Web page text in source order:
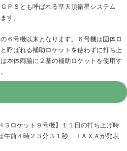
ＰＳとも呼ばれる準天頂衛星システム
す。
６号機以来となります。６号機は固体ロ
呼ばれる補助ロケットを使わずに打ち上
本体両脇に２基の補助ロケットを使用す
３ロケット９号機】１１日の打ち上げ時
午前４時２３分３１秒 ＪＡＸＡが発表